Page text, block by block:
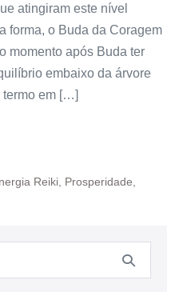
atingiram este nível
forma, o Buda da Coragem
momento após Buda ter
embaixo da árvore
termo em […]
Reiki Prosperidade